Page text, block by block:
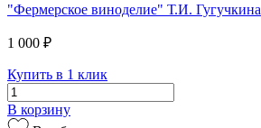
"Фермерское виноделие" Т.И. Гугучкина
1 000 ₽
Купить в 1 клик
В корзину